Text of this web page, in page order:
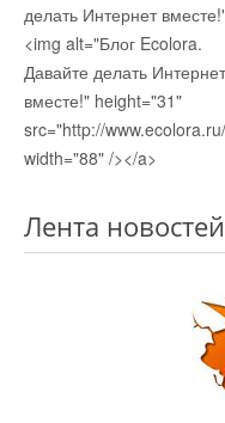
делать Интернет
<img alt="Блог Ecolora.
Давайте делать Интернет
вместе!" height="31"
src="http://
width="88" /></a>
Лента новостей